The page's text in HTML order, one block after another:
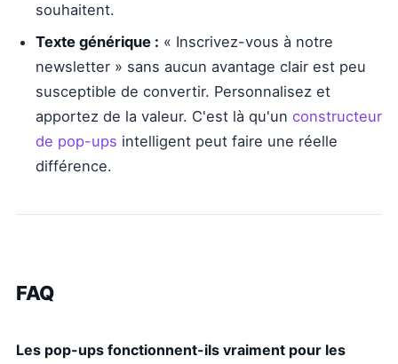
souhaitent.
Texte générique : « Inscrivez-vous à notre
newsletter » sans aucun avantage clair est peu
susceptible de convertir. Personnalisez et
apportez de la valeur. C'est là qu'un constructeur
de pop-ups intelligent peut faire une réelle
différence.
FAQ
Les pop-ups fonctionnent-ils vraiment pour les